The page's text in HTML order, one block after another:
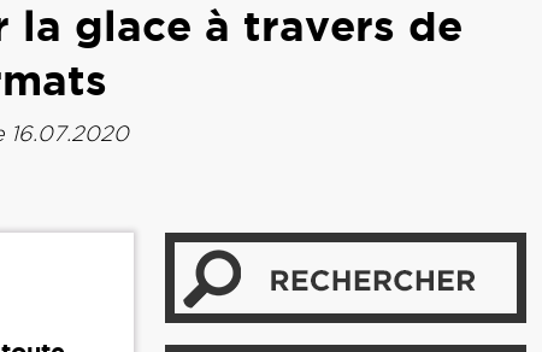
la glace à travers de
16.07.2020